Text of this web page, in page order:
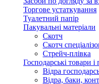
Торгове устаткування
Туалетний папір
Пакувальні матеріали
Скотч
Скотч
Стрейч-плівка
Господарські товари
Відра
Відра, баки,